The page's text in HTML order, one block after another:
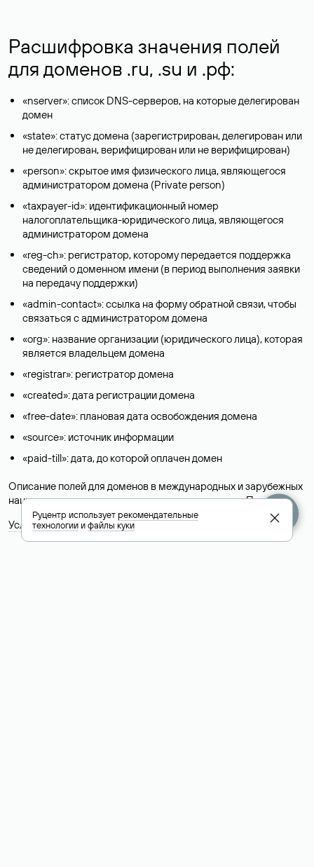
Расшифровка значения полей
для доменов .ru, .su и .рф:
«nserver»: список DNS-серверов, на которые делегирован
домен
«state»: статус домена (зарегистрирован, делегирован или
не делегирован, верифицирован или не верифицирован)
«person»: скрытое имя физического лица, являющегося
администратором домена (Privatе person)
«taxpayer-id»: идентификационный номер
налогоплательщика-юридического лица, являющегося
администратором домена
«reg-ch»: регистратор, которому передается поддержка
сведений о доменном имени (в период выполнения заявки
на передачу поддержки)
«admin-contact»: ссылка на форму обратной связи, чтобы
связаться с администратором домена
«org»: название организации (юридического лица), которая
является владельцем домена
«registrar»: регистратор домена
«created»: дата регистрации домена
«free-date»: плановая дата освобождения домена
«source»: источник информации
«paid-till»: дата, до которой оплачен домен
Описание полей для доменов в международных и зарубежных
национальных доменах представлены в разделе «Помощь».
Условия использования Whois-сервиса
Руцентр используетрекомендательные
технологииифайлы куки